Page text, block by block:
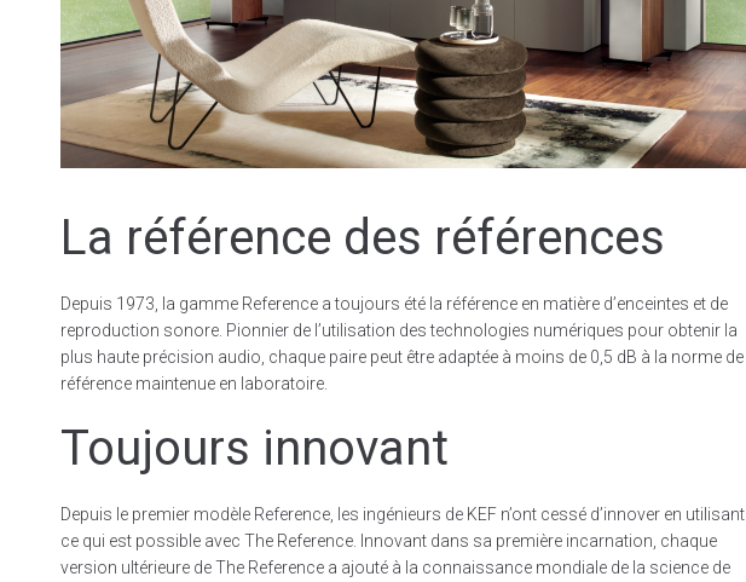
La référence des références
Depuis 1973, la gamme Reference a toujours été la référence en matière d’enceintes et de
reproduction sonore. Pionnier de l’utilisation des technologies numériques pour obtenir la
plus haute précision audio, chaque paire peut être adaptée à moins de 0,5 dB à la norme de
référence maintenue en laboratoire.
Toujours innovant
Depuis le premier modèle Reference, les ingénieurs de KEF n’ont cessé d’innover en utilisant
ce qui est possible avec The Reference. Innovant dans sa première incarnation, chaque
version ultérieure de The Reference a ajouté à la connaissance mondiale de la science de